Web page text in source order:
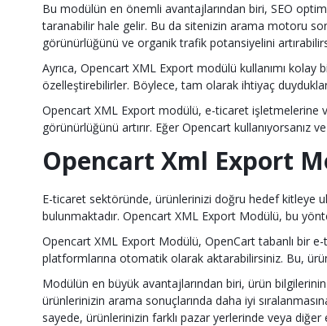
Bu modülün en önemli avantajlarından biri, SEO
taranabilir hale gelir. Bu da sitenizin arama motoru
görünürlüğünü ve organik trafik potansiyelini
Ayrıca, Opencart XML Export modülü kullanımı kolay
özelleştirebilirler. Böylece, tam olarak ihtiyaç
Opencart XML Export modülü, e-ticaret işletmelerine
görünürlüğünü artırır. Eğer Opencart
Opencart Xml Export
E-ticaret sektöründe, ürünlerinizi doğru hedef kitleye
bulunmaktadır. Opencart XML Export Modülü, bu
Opencart XML Export Modülü, OpenCart tabanlı bir
platformlarına otomatik olarak aktarabilirsiniz. Bu,
Modülün en büyük avantajlarından biri, ürün
ürünlerinizin arama sonuçlarında daha iyi
sayede, ürünlerinizin farklı pazar yerlerinde veya